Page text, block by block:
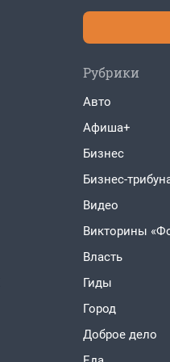
Рубрики
Авто
Афиша+
Бизнес
Бизнес-
Видео
Викторины
Власть
Гиды
Город
Доброе дело